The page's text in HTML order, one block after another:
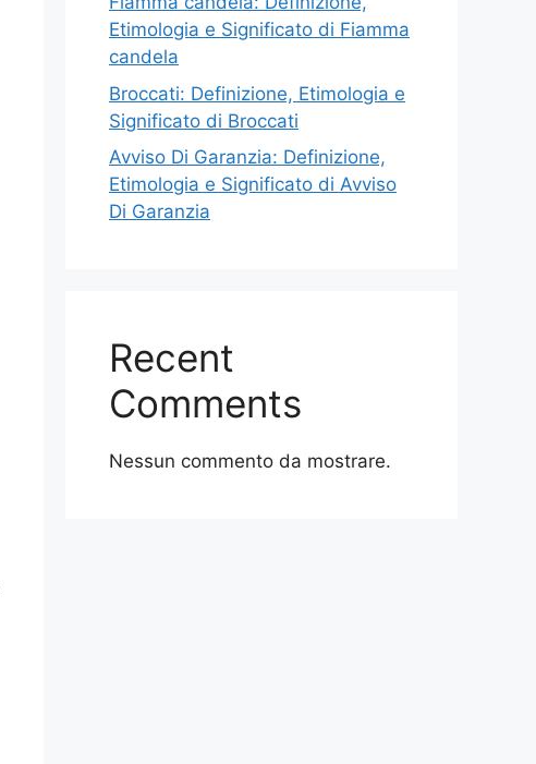
Etimologia e Significato di Fiamma
candela
Broccati: Definizione, Etimologia e
Significato di Broccati
Avviso Di Garanzia: Definizione,
Etimologia e Significato di Avviso
Di Garanzia
Recent
Comments
Nessun commento da mostrare.